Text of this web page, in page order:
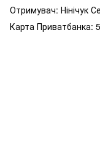
Отримувач: Нінічук
Карта